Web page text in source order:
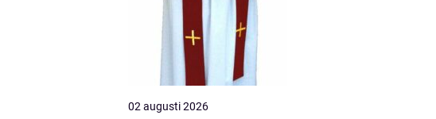
02 augusti 2026